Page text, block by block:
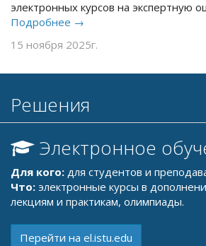
15 ноября 2025г.
Решения
Электронное
Для кого:для студентов и
Что:
электронные курсы в
лекциям и практикам, олимпиады.
Перейти на el.istu.edu